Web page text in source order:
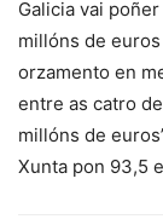
Galicia vai
millóns de
orzamento en
entre as catro
millóns de
Xunta pon 93,5